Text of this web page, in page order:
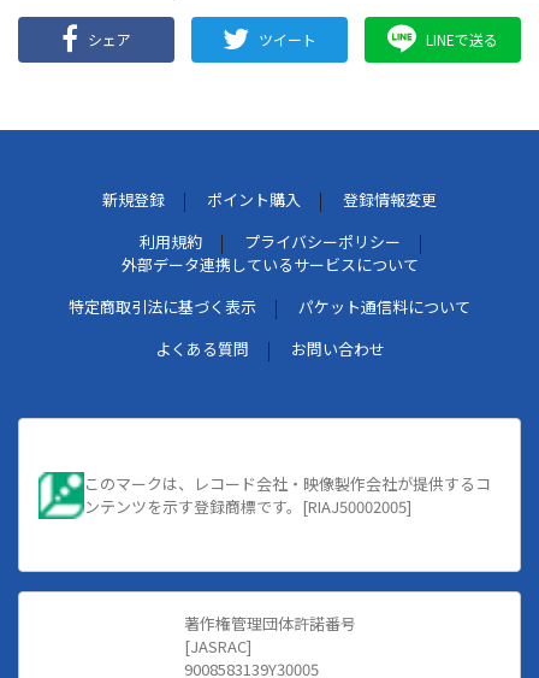
シェア ツイート LINEで送る
新規登録 ポイント購入
登録情報変更
利用規約
プライバシーポリシー
外部データ連携しているサービスについて
特定商取引法に基づく表示
パケット通信料について
よくある質問
お問い合わせ
このマークは、レコード会社・映像製作会社が提供するコ
ンテンツを示す登録商標です。[RIAJ50002005]
著作権管理団体許諾番号
[JASRAC]
9008583139Y30005